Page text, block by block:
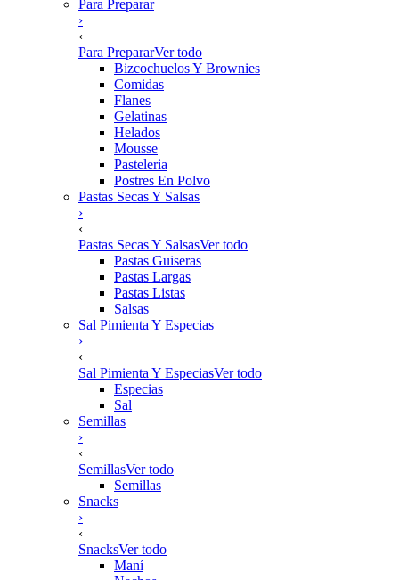
Para Preparar
›
‹
Para PrepararVer todo
Bizcochuelos Y Brownies
Comidas
Flanes
Gelatinas
Helados
Mousse
Pasteleria
Postres En Polvo
Pastas Secas Y Salsas
›
‹
Pastas Secas Y SalsasVer todo
Pastas Guiseras
Pastas Largas
Pastas Listas
Salsas
Sal Pimienta Y Especias
›
‹
Sal Pimienta Y EspeciasVer todo
Especias
Sal
Semillas
›
‹
SemillasVer todo
Semillas
Snacks
›
‹
SnacksVer todo
Maní